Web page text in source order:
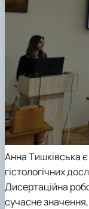
Анна Тишківська
гістологічних
Дисертаційна
сучасне